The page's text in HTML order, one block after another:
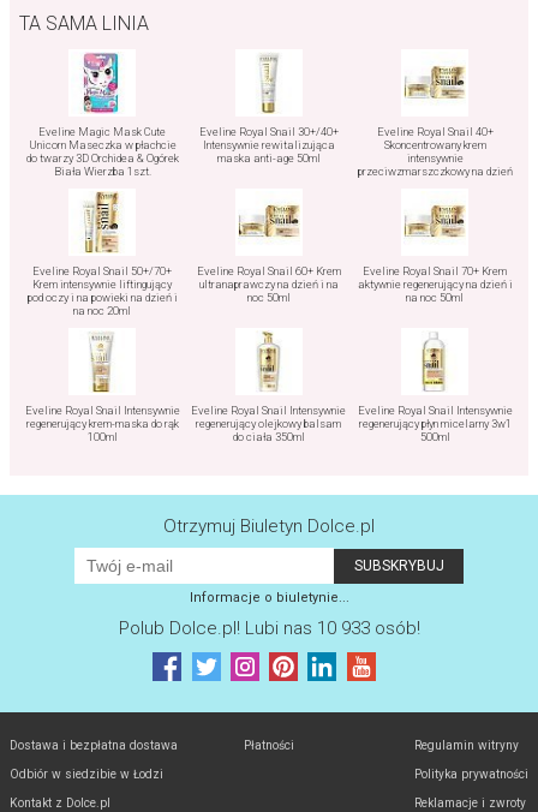
TA SAMA LINIA
Eveline Magic Mask Cute
Unicorn Maseczka w płachcie
do twarzy 3D Orchidea & Ogórek
Biała Wierzba 1szt.
Eveline Royal Snail 30+/40+
Intensywnie rewitalizująca
maska anti-age 50ml
Eveline Royal Snail 40+
Skoncentrowany krem
intensywnie
przeciwzmarszczkowy na dzień
Eveline Royal Snail 50+/70+
Krem intensywnie liftingujący
pod oczy i na powieki na dzień i
na noc 20ml
Eveline Royal Snail 60+ Krem
ultranaprawczy na dzień i na
noc 50ml
Eveline Royal Snail 70+ Krem
aktywnie regenerujący na dzień i
na noc 50ml
Eveline Royal Snail Intensywnie
regenerujący krem-maska do rąk
100ml
Eveline Royal Snail Intensywnie
regenerujący olejkowy balsam
do ciała 350ml
Eveline Royal Snail Intensywnie
regenerujący płyn micelarny 3w1
500ml
Otrzymuj Biuletyn Dolce.pl
Informacje o biuletynie...
Polub Dolce.pl! Lubi nas 10 933 osób!
Dostawa i bezpłatna dostawa
Odbiór w siedzibie w Łodzi
Kontakt z Dolce.pl
Płatności Regulamin witryny
Polityka prywatności
Reklamacje i zwroty